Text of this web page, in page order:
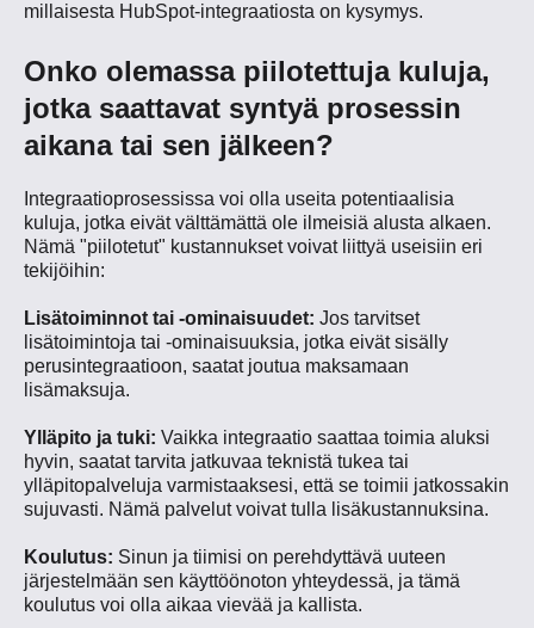
millaisesta HubSpot-integraatiosta on kysymys.
Onko olemassa piilotettuja kuluja,
jotka saattavat syntyä prosessin
aikana tai sen jälkeen?
Integraatioprosessissa voi olla useita potentiaalisia
kuluja, jotka eivät välttämättä ole ilmeisiä alusta alkaen.
Nämä "piilotetut" kustannukset voivat liittyä useisiin eri
tekijöihin:
Lisätoiminnot tai -ominaisuudet: Jos tarvitset
lisätoimintoja tai -ominaisuuksia, jotka eivät sisälly
perusintegraatioon, saatat joutua maksamaan
lisämaksuja.
Ylläpito ja tuki: Vaikka integraatio saattaa toimia aluksi
hyvin, saatat tarvita jatkuvaa teknistä tukea tai
ylläpitopalveluja varmistaaksesi, että se toimii jatkossakin
sujuvasti. Nämä palvelut voivat tulla lisäkustannuksina.
Koulutus: Sinun ja tiimisi on perehdyttävä uuteen
järjestelmään sen käyttöönoton yhteydessä, ja tämä
koulutus voi olla aikaa vievää ja kallista.